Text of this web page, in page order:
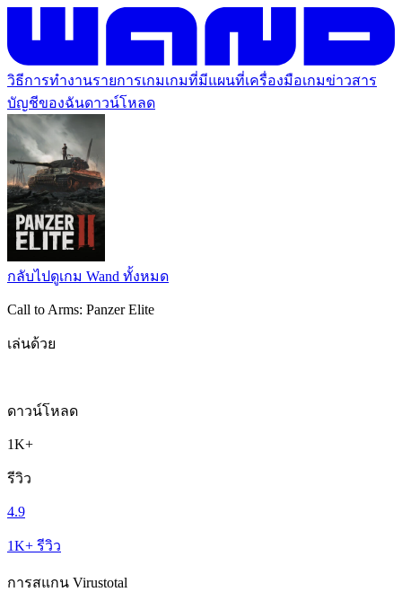
วิธีการทำงานรายการเกมเกมที่มีแผนที่เครื่องมือเกมข่าวสาร
บัญชีของฉันดาวน์โหลด
กลับไปดูเกม Wand ทั้งหมด
Call to Arms: Panzer Elite
เล่นด้วย
ดาวน์โหลด
1K+
รีวิว
4.9
1K+ รีวิว
การสแกน Virustotal